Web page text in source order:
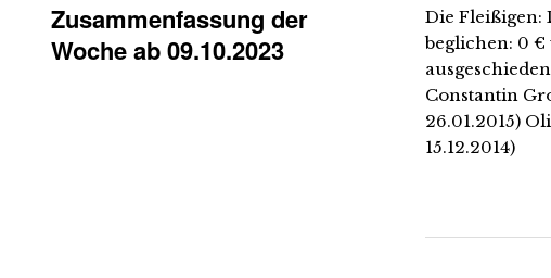
Zusammenfassung der
Woche ab 09.10.2023
Die Fleißigen:
beglichen: 0 €
Constantin
26.01.2015)
15.12.2014)